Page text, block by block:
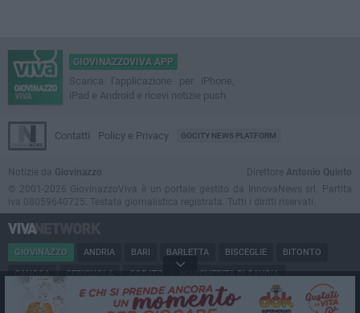
GIOVINAZZOVIVA APP
Scarica l'applicazione per iPhone,
iPad e Android e ricevi notizie push
Contatti Policy e Privacy GOCITY NEWS PLATFORM
Notizie da Giovinazzo Direttore Antonio Quinto
© 2001-2026 GiovinazzoViva è un portale gestito da InnovaNews srl. Partita
iva 08059640725. Testata giornalistica registrata. Tutti i diritti riservati.
GIOVINAZZO ANDRIA BARI BARLETTA BISCEGLIE BITONTO
CANOSA CERIGNOLA CORATO MARGHERITA DI SAVOIA
MINERVINO MODUGNO MOLFETTA PUGLIA RUVO